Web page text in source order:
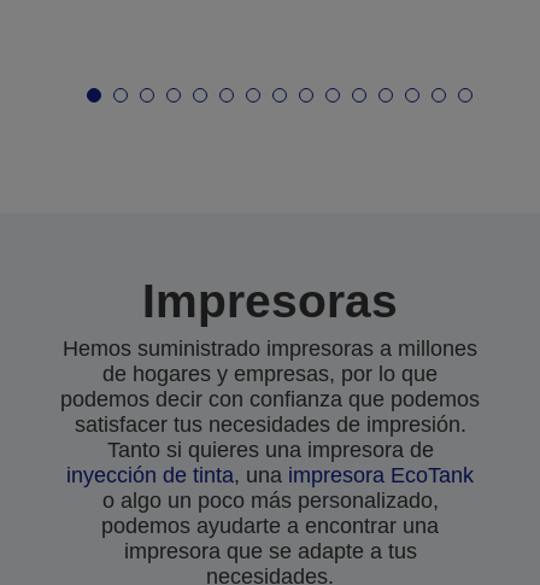
Impresoras
Hemos suministrado impresoras a millones
de hogares y empresas, por lo que
podemos decir con confianza que podemos
satisfacer tus necesidades de impresión.
Tanto si quieres una impresora de
inyección de tinta, una impresora EcoTank
o algo un poco más personalizado,
podemos ayudarte a encontrar una
impresora que se adapte a tus
necesidades.